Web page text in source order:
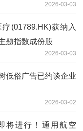
2026-03-03
疗(01789.HK)获纳入
题指数成份股
2026-03-03
低俗广告已约谈企业
2026-03-02
将进行！通用航空